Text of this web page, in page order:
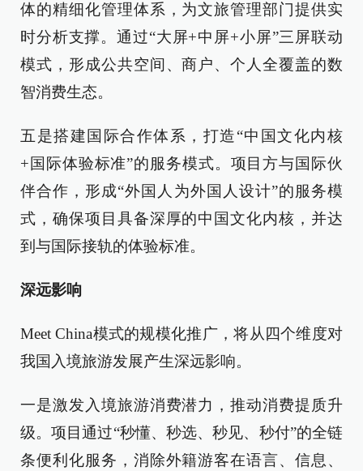
体的精细化管理体系，为文旅管理部门提供实
时分析支撑。通过“大屏+中屏+小屏”三屏联动
模式，形成公共空间、商户、个人全覆盖的数
智消费生态。
五是搭建国际合作体系，打造“中国文化内核
+国际体验标准”的服务模式。项目方与国际伙
伴合作，形成“外国人为外国人设计”的服务模
式，确保项目具备深厚的中国文化内核，并达
到与国际接轨的体验标准。
深远影响
Meet China模式的规模化推广，将从四个维度对
我国入境旅游发展产生深远影响。
一是激发入境旅游消费潜力，推动消费提质升
级。项目通过“秒懂、秒选、秒见、秒付”的全链
条便利化服务，消除外籍游客在语言、信息、